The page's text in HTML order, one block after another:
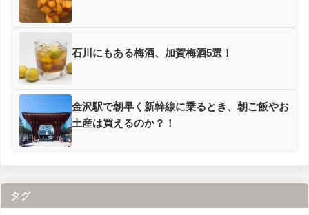
石川にもある梅酒、加賀梅酒5選！
金沢駅で朝早く新幹線に乗るとき、朝ご飯やお
土産は買えるのか？！
タグ